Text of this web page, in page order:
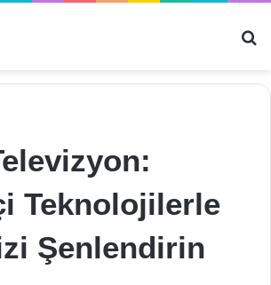
Teknolojilerle
Şenlendirin